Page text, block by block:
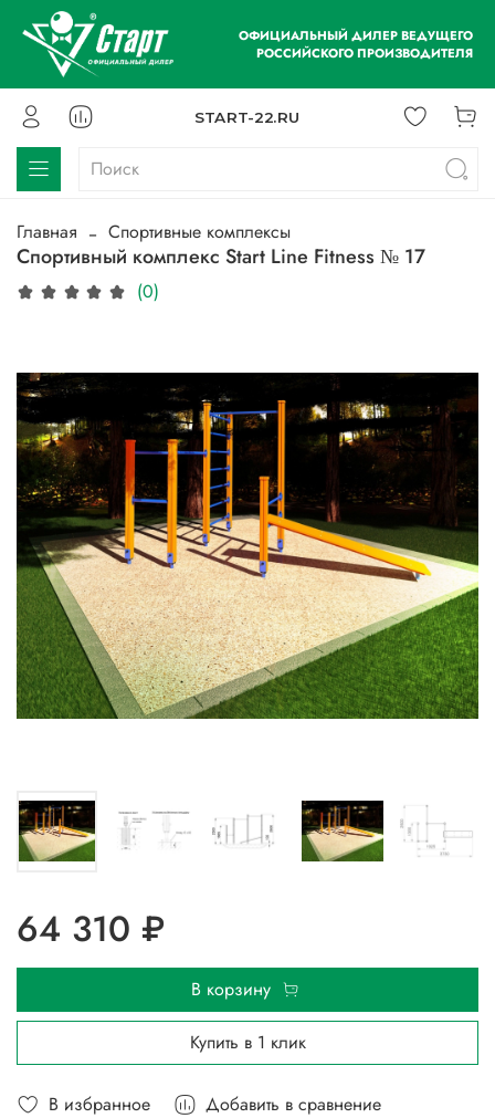
ОФИЦИАЛЬНЫЙ ДИЛЕР ВЕДУЩЕГО
РОССИЙСКОГО ПРОИЗВОДИТЕЛЯ
START-22.RU
Главная Спортивные комплексы
Спортивный комплекс Start Line Fitness № 17
(0)
В избранное Добавить в сравнение
64 310 ₽
В корзину
Купить в 1 клик